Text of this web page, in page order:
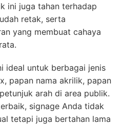
ini juga tahan terhadap
retak, serta
yang membuat cahaya
ideal untuk berbagai jenis
papan nama akrilik, papan
arah di area publik.
signage Anda tidak
tetapi juga bertahan lama